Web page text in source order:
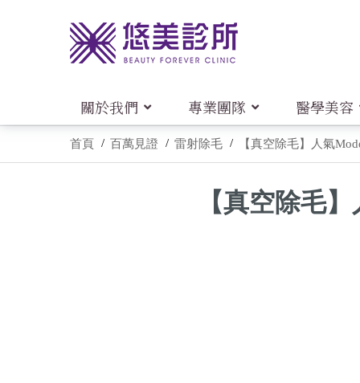
關於我們 專業團隊 醫學美容
首頁 百萬見證 雷射除毛 【真空除毛】人氣
【真空除毛